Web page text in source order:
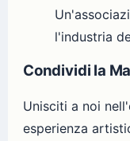
l'industria
Condividi la
Unisciti a noi
esperienza